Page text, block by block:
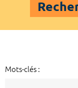
Mots-clés :